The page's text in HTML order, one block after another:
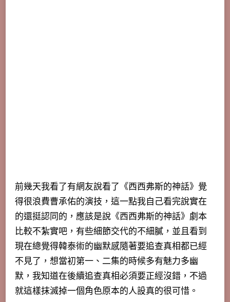
前幾天我看了有網友說看了《西西弗斯的神話》覺
得很浪費曹承佑的演技，這一點我自己看完說實在
的還挺認同的，應該是說《西西弗斯的神話》劇本
比較不紮實吧，有些細節交代的不細膩，並且看到
現在總覺得韓泰術的幽默感隨著要追查真相都已經
不見了，想當初第一、二集的時候多有魅力多幽
默，我知道在後續追查真相必須要正經沒錯，不過
就這樣抹滅掉一個角色原本的人設真的很可惜。